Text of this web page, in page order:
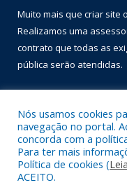
Muito mais que criar site
Realizamos uma
contrato que todas as
pública serão atendidas.
Todos os direitos
Nós usamos cookies
navegação no portal.
concorda com a
Para ter mais
Política de cookies (
ACEITO.